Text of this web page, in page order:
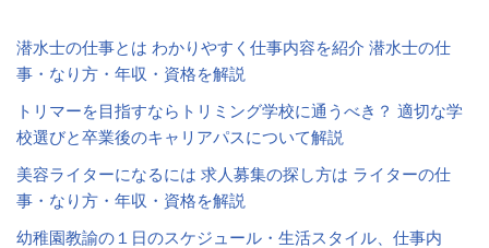
潜水士の仕事とは わかりやすく仕事内容を紹介 潜水士の仕
事・なり方・年収・資格を解説
トリマーを目指すならトリミング学校に通うべき？ 適切な学
校選びと卒業後のキャリアパスについて解説
美容ライターになるには 求人募集の探し方は ライターの仕
事・なり方・年収・資格を解説
幼稚園教諭の１日のスケジュール・生活スタイル、仕事内